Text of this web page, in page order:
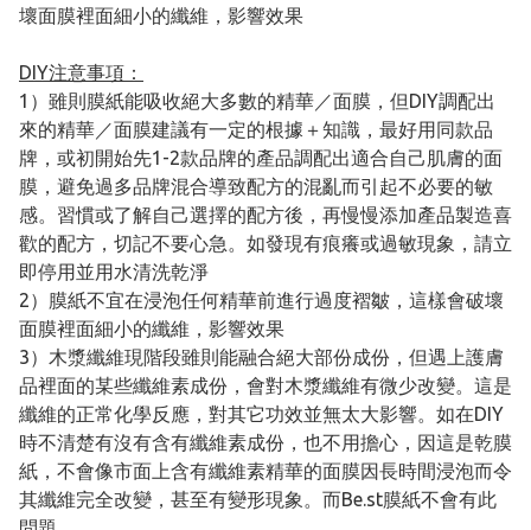
壞面膜裡面細小的纖維，影響效果
DIY注意事項：
1）雖則膜紙能吸收絕大多數的精華／面膜，但DIY調配出
來的精華／面膜建議有一定的根據＋知識，最好用同款品
牌，或初開始先1-2款品牌的產品調配出適合自己肌膚的面
膜，避免過多品牌混合導致配方的混亂而引起不必要的敏
感。習慣或了解自己選擇的配方後，再慢慢添加產品製造喜
歡的配方，切記不要心急。如發現有痕癢或過敏現象，請立
即停用並用水清洗乾淨
2）膜紙不宜在浸泡任何精華前進行過度褶皺，這樣會破壞
面膜裡面細小的纖維，影響效果
3）木漿纖維現階段雖則能融合絕大部份成份，但遇上護膚
品裡面的某些纖維素成份，會對木漿纖維有微少改變。這是
纖維的正常化學反應，對其它功效並無太大影響。如在DIY
時不清楚有沒有含有纖維素成份，也不用擔心，因這是乾膜
紙，不會像市面上含有纖維素精華的面膜因長時間浸泡而令
其纖維完全改變，甚至有變形現象。而Be.st膜紙不會有此